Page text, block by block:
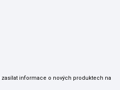
informace o nových produktech na